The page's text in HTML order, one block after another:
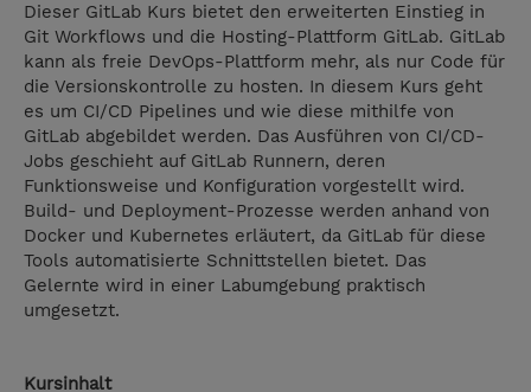
Dieser GitLab Kurs bietet den erweiterten Einstieg in
Git Workflows und die Hosting-Plattform GitLab. GitLab
kann als freie DevOps-Plattform mehr, als nur Code für
die Versionskontrolle zu hosten. In diesem Kurs geht
es um CI/CD Pipelines und wie diese mithilfe von
GitLab abgebildet werden. Das Ausführen von CI/CD-
Jobs geschieht auf GitLab Runnern, deren
Funktionsweise und Konfiguration vorgestellt wird.
Build- und Deployment-Prozesse werden anhand von
Docker und Kubernetes erläutert, da GitLab für diese
Tools automatisierte Schnittstellen bietet. Das
Gelernte wird in einer Labumgebung praktisch
umgesetzt.
Kursinhalt